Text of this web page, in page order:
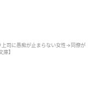
上司に愚痴が止まらない女性→同僚が
】